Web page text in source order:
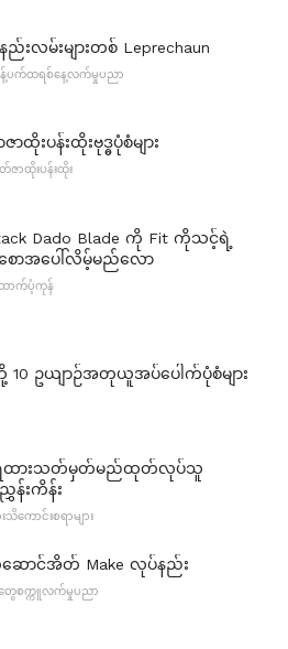
ည်းလမ်းများတစ် Leprechaun
န့်ပက်ထရစ်နေ့လက်မှုပညာ
ာထိုးပန်းထိုးဗုဒ္ဓပုံစံများ
ထိုးပန်းထိုး
Dado Blade ကို Fit ကိုသင့်ရဲ့
ောအပေါ်လိမ့်မည်လော
ာက်ပံ့ကုန်
10 ဥယျာဉ်အတုယူအပ်ပေါက်ပုံစံများ
ရထားသတ်မှတ်မည်ထုတ်လုပ်သူ
န်းကိန်း
ကောင်းစရာများ
ောင်အိတ် Make လုပ်နည်း
တွေစက္ကူလက်မှုပညာ